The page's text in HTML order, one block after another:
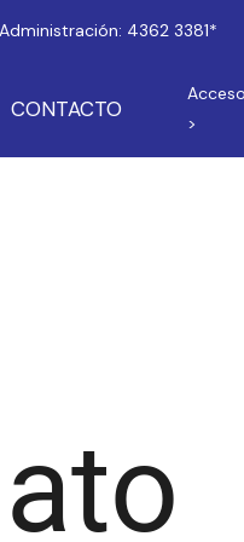
Administración: 4362 3381*
CONTACTO
>